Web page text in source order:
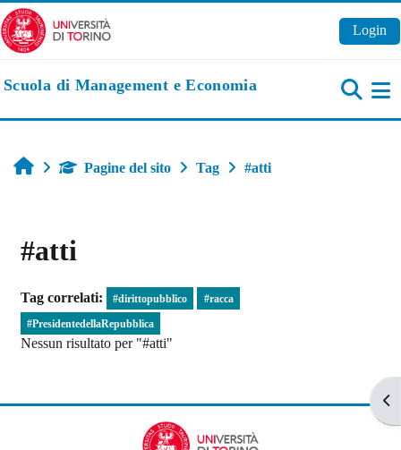
Vai al contenuto principale
Login
Scuola di Management e Economia
HomePagine del sito Tag #atti
#atti
Tag correlati: #dirittopubblico
#racca
#PresidentedellaRepubblica
Nessun risultato per "#atti"